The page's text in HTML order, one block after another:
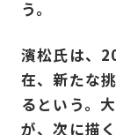
う。
濱松氏は、
在、新たな
るという。
が、次に描